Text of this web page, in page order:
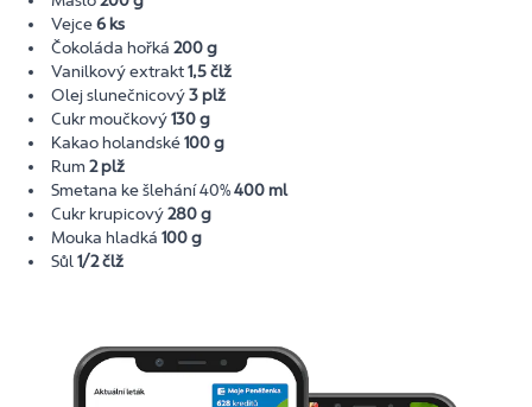
Vejce6 ks
Čokoláda hořká 200 g
Vanilkový extrakt1,5 člž
Olej slunečnicový3 plž
Cukr moučkový130 g
Kakao holandské100 g
Rum 2 plž
Smetana ke šlehání 40%400 ml
Cukr krupicový280 g
Mouka hladká 100 g
Sůl1/2 člž